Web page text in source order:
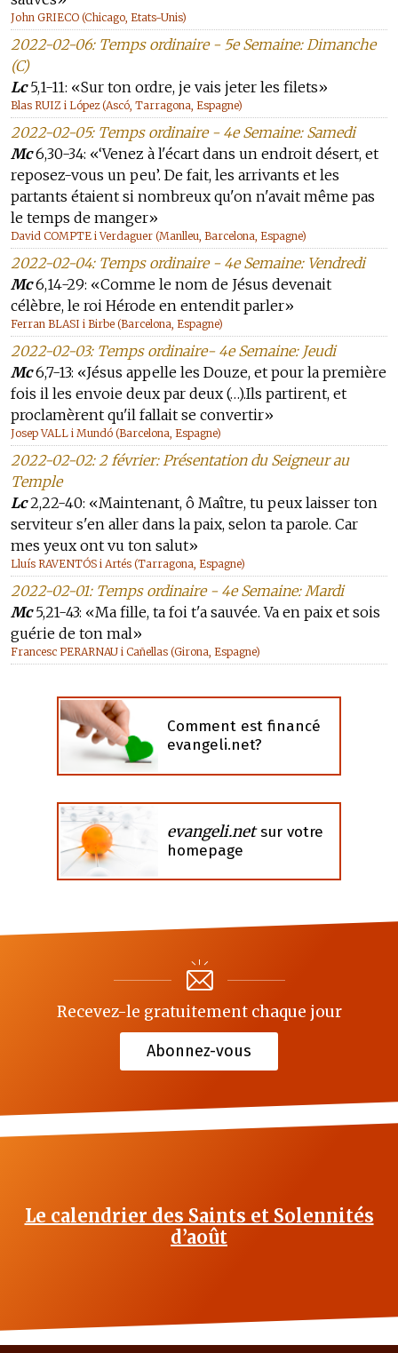
John GRIECO (Chicago, Etats-Unis)
2022-02-06: Temps ordinaire - 5e Semaine: Dimanche
(C)
Lc5,1-11: «Sur ton ordre, je vais jeter les filets»
Blas RUIZ i López (Ascó, Tarragona, Espagne)
2022-02-05: Temps ordinaire - 4e Semaine: Samedi
Mc6,30-34: «‘Venez à l'écart dans un endroit désert, et
reposez-vous un peu’. De fait, les arrivants et les
partants étaient si nombreux qu'on n'avait même pas
le temps de manger»
David COMPTE i Verdaguer (Manlleu, Barcelona, Espagne)
2022-02-04: Temps ordinaire - 4e Semaine: Vendredi
Mc6,14-29: «Comme le nom de Jésus devenait
célèbre, le roi Hérode en entendit parler»
Ferran BLASI i Birbe (Barcelona, Espagne)
2022-02-03: Temps ordinaire- 4e Semaine: Jeudi
Mc6,7-13: «Jésus appelle les Douze, et pour la première
fois il les envoie deux par deux (…).Ils partirent, et
proclamèrent qu'il fallait se convertir»
Josep VALL i Mundó (Barcelona, Espagne)
2022-02-02: 2 février: Présentation du Seigneur au
Temple
Lc2,22-40: «Maintenant, ô Maître, tu peux laisser ton
serviteur s'en aller dans la paix, selon ta parole. Car
mes yeux ont vu ton salut»
Lluís RAVENTÓS i Artés (Tarragona, Espagne)
2022-02-01: Temps ordinaire - 4e Semaine: Mardi
Mc5,21-43: «Ma fille, ta foi t'a sauvée. Va en paix et sois
guérie de ton mal»
Francesc PERARNAU i Cañellas (Girona, Espagne)
Comment est financé
evangeli.net?
evangeli.netsur votre
homepage
Recevez-le gratuitement chaque jour
Abonnez-vous
Le calendrier des Saints et Solennités
d’août